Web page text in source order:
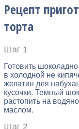
Рецепт
торта
Шаг 1
Готовить
в холодной не
желатин для
кусочки. Темный
растопить на
маслом.
Шаг 2